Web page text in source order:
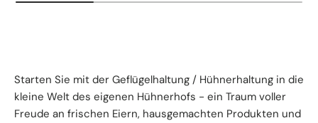
Starten Sie mit der Geflügelhaltung / Hühnerhaltung in die
kleine Welt des eigenen Hühnerhofs - ein Traum voller
Freude an frischen Eiern, hausgemachten Produkten und